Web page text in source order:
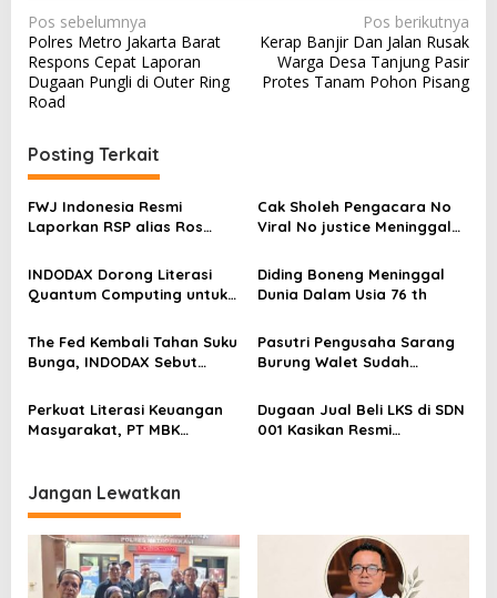
N
a
v
i
g
a
s
i
p
o
s
Pos sebelumnya
Polres Metro Jakarta Barat
Respons Cepat Laporan
Dugaan Pungli di Outer Ring
Road
Pos berikutnya
Kerap Banjir Dan Jalan Rusak
Warga Desa Tanjung Pasir
Protes Tanam Pohon Pisang
Posting Terkait
FWJ Indonesia Resmi
Laporkan RSP alias Ros
Cak Sholeh Pengacara No
Viral No justice Meninggal
INDODAX Dorong Literasi
Quantum Computing untuk
Blockchain
Diding Boneng Meninggal
Dunia Dalam Usia 76 th
The Fed Kembali Tahan Suku
Bunga, INDODAX Sebut
Sentimen Pasar
Pasutri Pengusaha Sarang
Burung Walet Sudah
Pelapor Desak Polda Jambi
Segera Lakukan Penahanan
Perkuat Literasi Keuangan
Masyarakat, PT MBK
Dugaan Jual Beli LKS di SDN
001 Kasikan Resmi
Jangan Lewatkan